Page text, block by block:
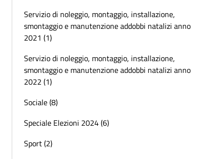
Servizio di noleggio, montaggio, installazione,
smontaggio e manutenzione addobbi natalizi anno
2021 (1)
Servizio di noleggio, montaggio, installazione,
smontaggio e manutenzione addobbi natalizi anno
2022 (1)
Sociale (8)
Speciale Elezioni 2024 (6)
Sport (2)